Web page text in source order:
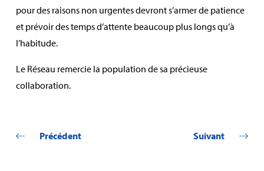
pour des raisons non urgentes devront s’armer de patience
et prévoir des temps d’attente beaucoup plus longs qu’à
l’habitude.
Le Réseau remercie la population de sa précieuse
collaboration.
Précédent Suivant